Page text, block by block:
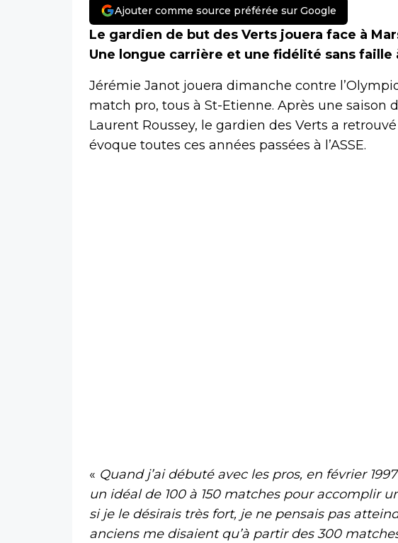
Ajouter comme source préférée sur Google
Le gardien de but des Verts jouera face à
Une longue carrière et une fidélité sans faille
Jérémie Janot jouera dimanche contre
match pro, tous à St-Etienne. Après une saison
Laurent Roussey, le gardien des Verts a
évoque toutes ces années passées à l’ASSE.
« Quand j’ai débuté avec les pros, en février
un idéal de 100 à 150 matches pour accomplir
si je le désirais très fort, je ne pensais pas
anciens me disaient qu’à partir des 300